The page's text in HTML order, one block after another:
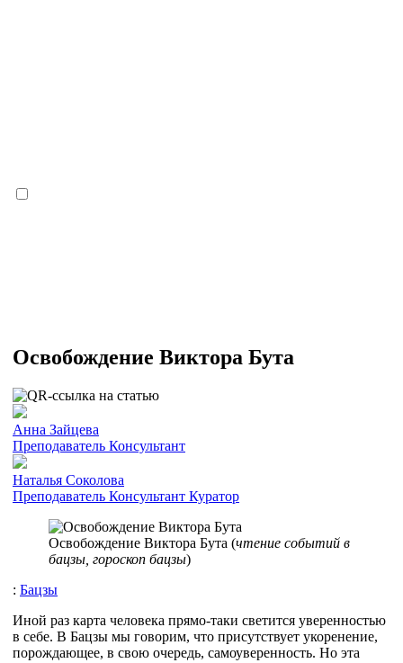
Освобождение Виктора Бута
Анна Зайцева
Преподаватель Консультант
Наталья Соколова
Преподаватель Консультант Куратор
Освобождение Виктора Бута (чтение событий в
бацзы, гороскоп бацзы)
: Бацзы
Иной раз карта человека прямо-таки светится уверенностью
в себе. В Бацзы мы говорим, что присутствует укоренение,
порождающее, в свою очередь, самоуверенность. Но эта